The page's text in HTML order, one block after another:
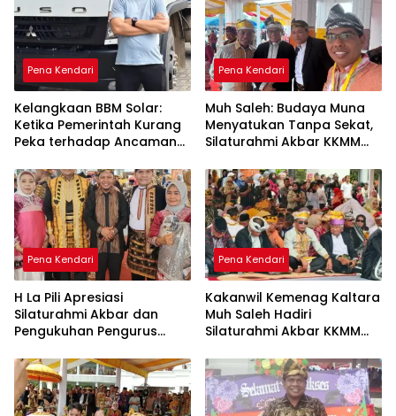
Pena Kendari
Kelangkaan BBM Solar:
Ketika Pemerintah Kurang
Peka terhadap Ancaman
Pena Kendari
Muh Saleh: Budaya Muna
Menyatukan Tanpa Sekat,
Silaturahmi Akbar KKMM
Persaudaraan
Pena Kendari
H La Pili Apresiasi
Silaturahmi Akbar dan
Pengukuhan Pengurus
Pena Kendari
Kakanwil Kemenag Kaltara
Muh Saleh Hadiri
Silaturahmi Akbar KKMM